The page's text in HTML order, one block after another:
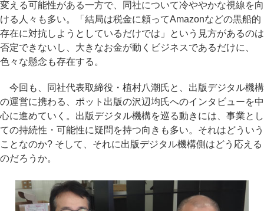
変える可能性がある一方で、同社について冷ややかな視線を向
ける人々も多い。「結局は税金に頼ってAmazonなどの黒船的
存在に対抗しようとしているだけでは」という見方があるのは
否定できないし、大きなお金が動くビジネスであるだけに、
色々な懸念も存在する。
今回も、同社代表取締役・植村八潮氏と、出版デジタル機構
の運営に携わる、ポット出版の沢辺均氏へのインタビューを中
心に進めていく。出版デジタル機構を巡る動きには、事業とし
ての持続性・可能性に疑問を持つ向きも多い。それはどういう
ことなのか? そして、それに出版デジタル機構側はどう応える
のだろうか。